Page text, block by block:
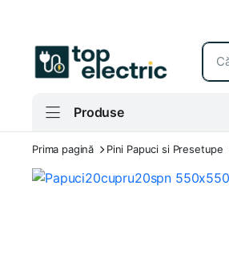
Produse
Prima pagină Pini Papuci si Presetupe